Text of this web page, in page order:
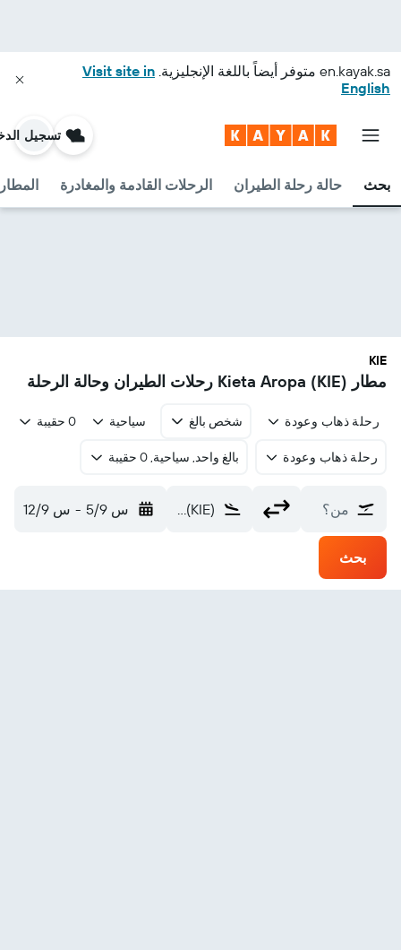
en.kayak.sa متوفر أيضاً باللغة الإنجليزية. Visit site in
English
بحث حالة رحلة الطيران الرحلات القادمة والمغادرة
تسجيل
KIE
مطار Kieta Aropa (KIE) رحلات الطيران وحالة الرحلة
رحلة ذهاب وعودة شخص بالغ سياحية 0 حقيبة
رحلة ذهاب وعودة بالغ واحد, سياحية, 0 حقيبة
من؟ Kieta Aropa (KIE) س 5/9 - س 12/9
بحث